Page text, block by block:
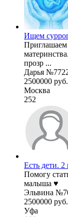
Ищем
Приглашаем
прозр ...
Дарья
2500000 руб.
Москва
252
Есть дети. 2
Помогу
малыша ♥️
Эльвина
2500000 руб.
Уфа